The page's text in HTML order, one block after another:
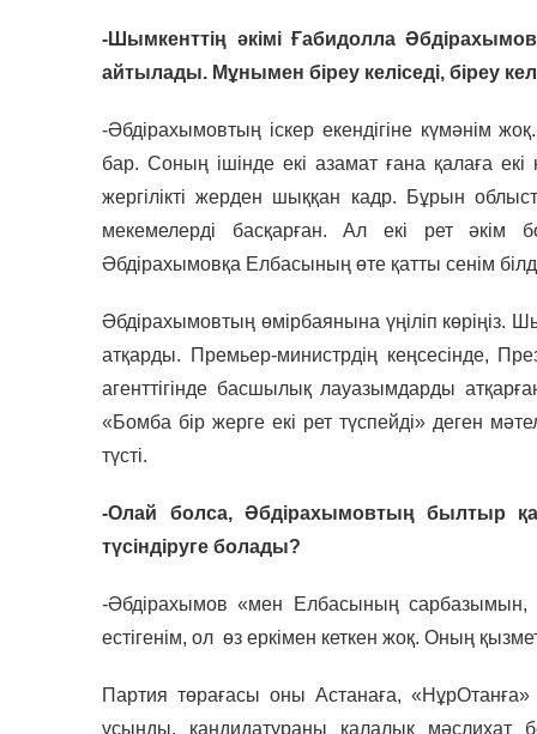
-Шымкенттің әкімі Ғабидолла
айтылады. Мұнымен біреу келіседі, біреу
-Әбдірахымовтың іскер екендігіне күмәнім
бар. Соның ішінде екі азамат ғана қалаға
жергілікті жерден шыққан кадр. Бұрын
мекемелерді басқарған. Ал екі рет әкім
Әбдірахымовқа Елбасының өте қатты сенім
Әбдірахымовтың өмірбаянына үңіліп көріңіз.
атқарды. Премьер-министрдің кеңсесінде,
агенттігінде басшылық лауазымдарды
«Бомба бір жерге екі рет түспейді» деген
түсті.
-Олай болса, Әбдірахымовтың былтыр
түсіндіруге болады?
-Әбдірахымов «мен Елбасының сарбазымын,
естігенім, ол өз еркімен кеткен жоқ. Оның
Партия төрағасы оны Астанаға,
ұсынды, кандидатураны қалалық мәслихат